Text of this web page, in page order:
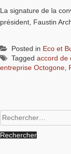
La signature de la
président, Faustin
Posted in Eco et
Tagged accord de
entreprise Octogone
Rechercher :